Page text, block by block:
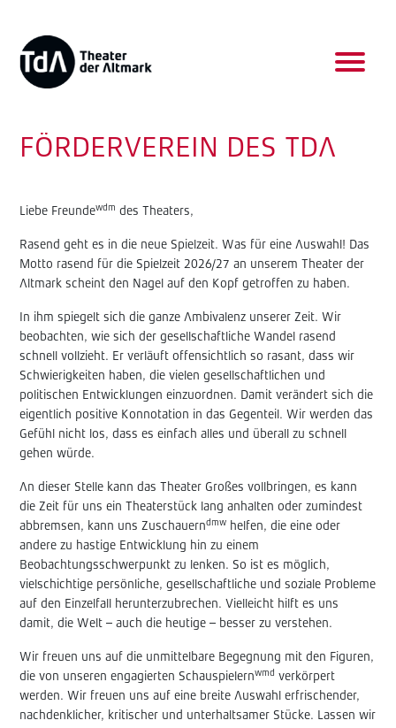
FÖRDERVEREIN DES TDA
Liebe Freundewdm des Theaters,
Rasend geht es in die neue Spielzeit. Was für eine Auswahl! Das
Motto rasend für die Spielzeit 2026/27 an unserem Theater der
Altmark scheint den Nagel auf den Kopf getroffen zu haben.
In ihm spiegelt sich die ganze Ambivalenz unserer Zeit. Wir
beobachten, wie sich der gesellschaftliche Wandel rasend
schnell vollzieht. Er verläuft offensichtlich so rasant, dass wir
Schwierigkeiten haben, die vielen gesellschaftlichen und
politischen Entwicklungen einzuordnen. Damit verändert sich die
eigentlich positive Konnotation in das Gegenteil. Wir werden das
Gefühl nicht los, dass es einfach alles und überall zu schnell
gehen würde.
An dieser Stelle kann das Theater Großes vollbringen, es kann
die Zeit für uns ein Theaterstück lang anhalten oder zumindest
abbremsen, kann uns Zuschauerndmw helfen, die eine oder
andere zu hastige Entwicklung hin zu einem
Beobachtungsschwerpunkt zu lenken. So ist es möglich,
vielschichtige persönliche, gesellschaftliche und soziale Probleme
auf den Einzelfall herunterzubrechen. Vielleicht hilft es uns
damit, die Welt – auch die heutige – besser zu verstehen.
Wir freuen uns auf die unmittelbare Begegnung mit den Figuren,
die von unseren engagierten Schauspielernwmd verkörpert
werden. Wir freuen uns auf eine breite Auswahl erfrischender,
nachdenklicher, kritischer und unterhaltsamer Stücke. Lassen wir